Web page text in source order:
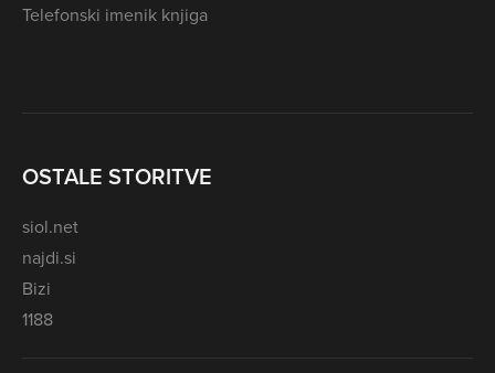
Telefonski imenik knjiga
OSTALE STORITVE
siol.net
najdi.si
Bizi
1188